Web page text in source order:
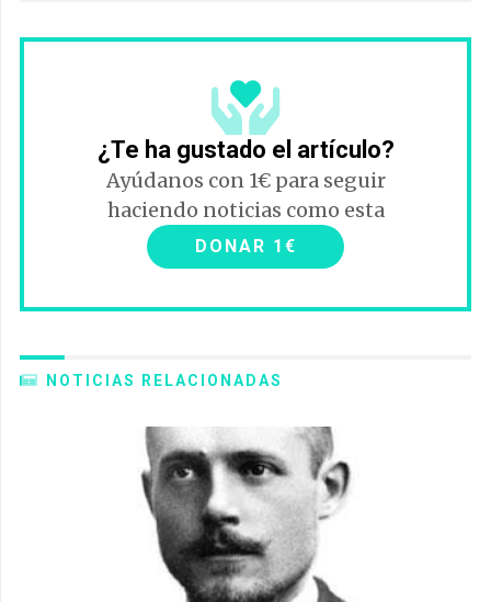
¿Te ha gustado el artículo?
Ayúdanos con 1€ para seguir
haciendo noticias como esta
DONAR 1€
NOTICIAS RELACIONADAS